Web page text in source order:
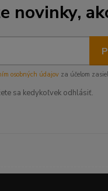
novinky,
osobných údajovza účelom
sa kedykoľvek odhlásiť.